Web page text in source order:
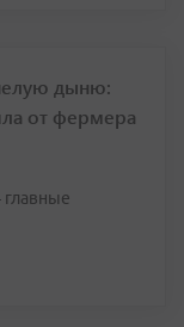
дыню:
от фермера
главные